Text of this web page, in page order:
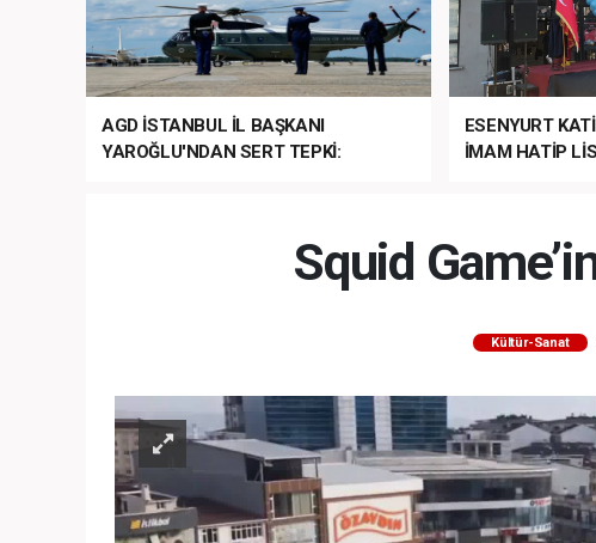
AGD İSTANBUL İL BAŞKANI
YAROĞLU'NDAN SERT TEPKİ:
ESENYURT
İMAM HATİP
Squid
Kültür-Sanat